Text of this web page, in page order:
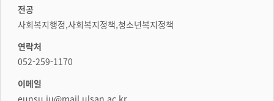
전공
사회복지행정,사회복지정책,청소년복지정책
연락처
052-259-1170
이메일
eunsu.ju@mail.ulsan.ac.kr